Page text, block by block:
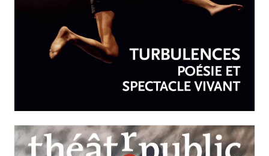
AVRIL-JUIN 2026
N°259
Turbulences : poésie et
spectacle vivant